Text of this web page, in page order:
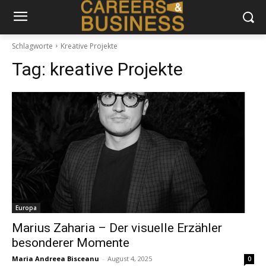
Schlagworte Kreative Projekte
Tag: kreative Projekte
Europa
Marius Zaharia – Der visuelle Erzähler
besonderer Momente
Maria Andreea Bisceanu - August 4, 2025 0